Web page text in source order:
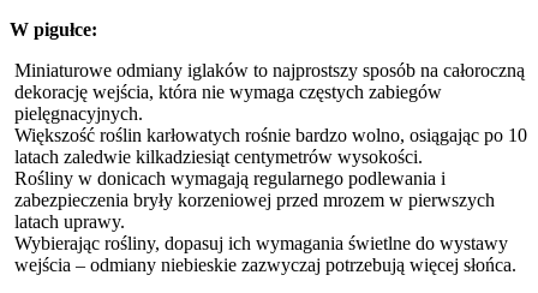
W pigułce:
Miniaturowe odmiany iglaków to najprostszy sposób na całoroczną
dekorację wejścia, która nie wymaga częstych zabiegów
pielęgnacyjnych.
Większość roślin karłowatych rośnie bardzo wolno, osiągając po 10
latach zaledwie kilkadziesiąt centymetrów wysokości.
Rośliny w donicach wymagają regularnego podlewania i
zabezpieczenia bryły korzeniowej przed mrozem w pierwszych
latach uprawy.
Wybierając rośliny, dopasuj ich wymagania świetlne do wystawy
wejścia – odmiany niebieskie zazwyczaj potrzebują więcej słońca.